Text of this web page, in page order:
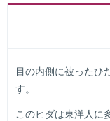
目の内側に被ったひ
す。
このヒダは東洋人に